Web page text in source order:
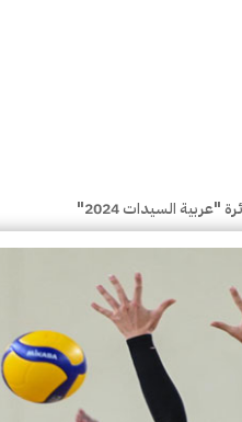
"عربية السيدات 2024"